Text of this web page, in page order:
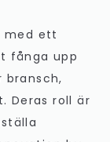
med ett
fånga upp
bransch,
Deras roll är